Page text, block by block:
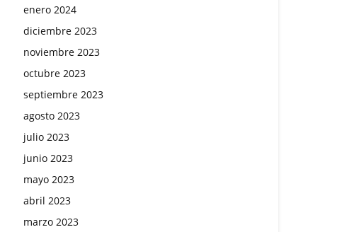
enero 2024
diciembre 2023
noviembre 2023
octubre 2023
septiembre 2023
agosto 2023
julio 2023
junio 2023
mayo 2023
abril 2023
marzo 2023